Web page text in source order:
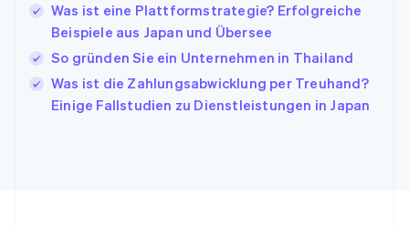
Was ist eine Plattformstrategie? Erfolgreiche
Beispiele aus Japan und Übersee
So gründen Sie ein Unternehmen in Thailand
Was ist die Zahlungsabwicklung per Treuhand?
Einige Fallstudien zu Dienstleistungen in Japan
Kroatien
EnglishItaliano
Lettland
English
Liechtenstein
DeutschEnglish